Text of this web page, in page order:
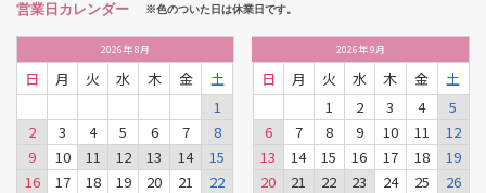
営業日カレンダー ※色のついた日は休業日です。
2026年8月
日 月 火 水 木 金
土
1
2
3 4 5 6 7
8
9
10 11 12 13 14
15
16
17 18 19 20 21
22
2026年9月
日 月 火 水 木 金
土
1
2 3 4
5
6
7 8 9 10 11
12
13
14 15 16 17 18
19
20
21 22 23 24 25
26